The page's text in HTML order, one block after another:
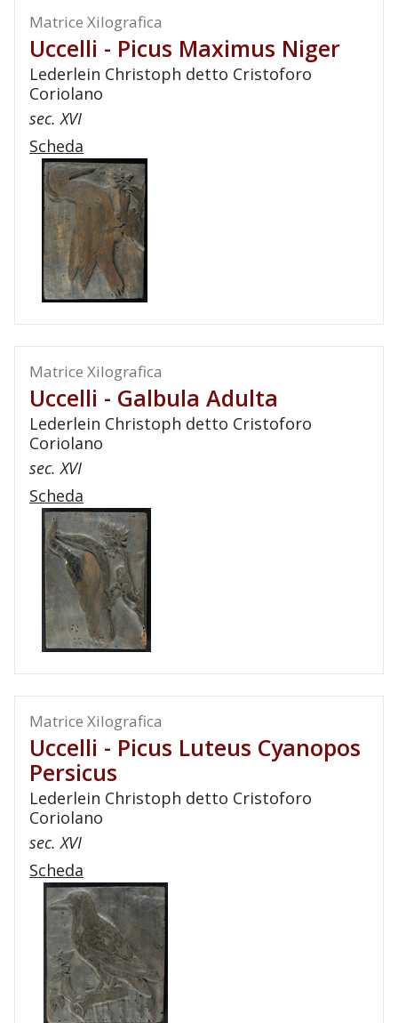
Matrice Xilografica
Uccelli - Picus Maximus Niger
Lederlein Christoph detto Cristoforo
Coriolano
sec. XVI
Scheda
Matrice Xilografica
Uccelli - Galbula Adulta
Lederlein Christoph detto Cristoforo
Coriolano
sec. XVI
Scheda
Matrice Xilografica
Uccelli - Picus Luteus Cyanopos
Persicus
Lederlein Christoph detto Cristoforo
Coriolano
sec. XVI
Scheda